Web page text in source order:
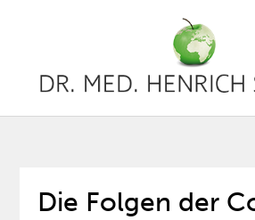
Die Folgen der